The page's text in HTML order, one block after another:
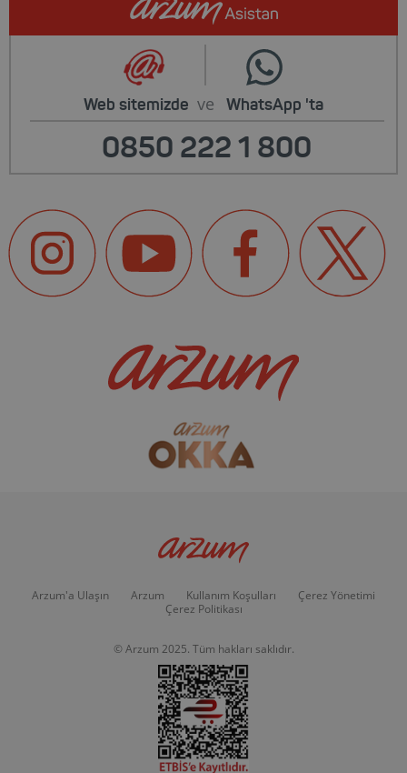
Web sitemizde ve WhatsApp 'ta
0850 222 1 800
Arzum'a Ulaşın Arzum Kullanım Koşulları
Çerez Yönetimi
Çerez Politikası
© Arzum 2025. Tüm hakları saklıdır.